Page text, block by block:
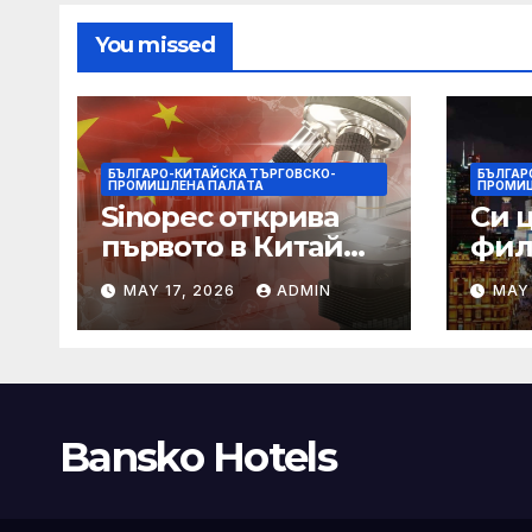
You missed
БЪЛГАРО-КИТАЙСКА ТЪРГОВСКО-
ПРОМИШЛЕНА ПАЛAТА
Sinopec открива
първото в Китай
свръхдълбоко
находище на
шистов газ в
MAY 17, 2026 ADMIN
Си
Bansko Hotels